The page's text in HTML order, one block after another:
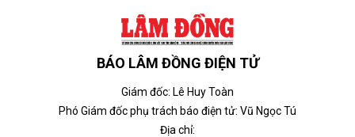
BÁO LÂM ĐỒNG ĐIỆN TỬ
Giám đốc: Lê Huy Toàn
Phó Giám đốc phụ trách báo điện tử: Vũ Ngọc Tú
Địa chỉ: